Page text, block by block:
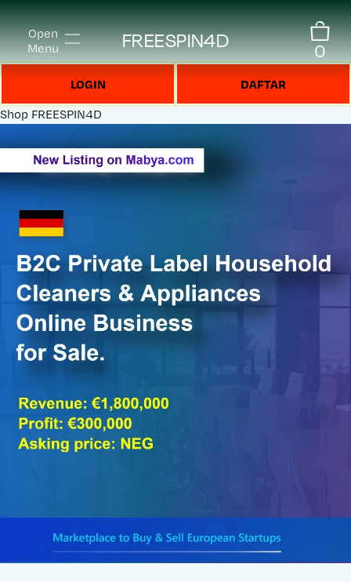
Open
Menu
FREESPIN4D 0
LOGIN DAFTAR
Shop FREESPIN4D